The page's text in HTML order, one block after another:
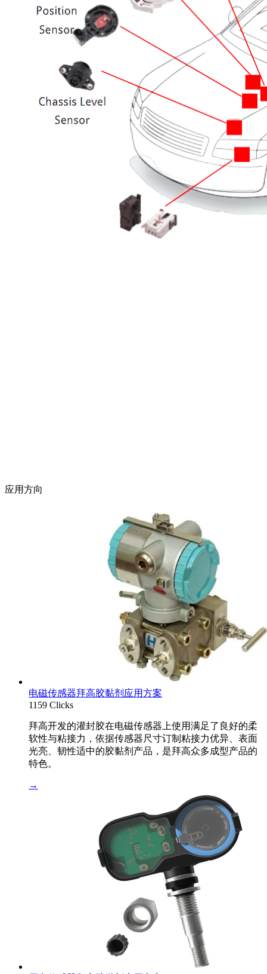
应用方向
电磁传感器拜高胶黏剂应用方案
1159 Clicks
拜高开发的灌封胶在电磁传感器上使用满足了良好的柔
软性与粘接力，依据传感器尺寸订制粘接力优异、表面
光亮、韧性适中的胶黏剂产品，是拜高众多成型产品的
特色。
→